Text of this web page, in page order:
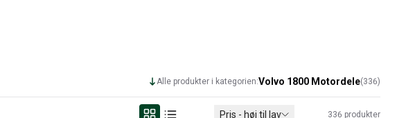
Alle produkter i kategorien:Volvo 1800 Motordele(336)
Pris - høj til lav 336 produkter